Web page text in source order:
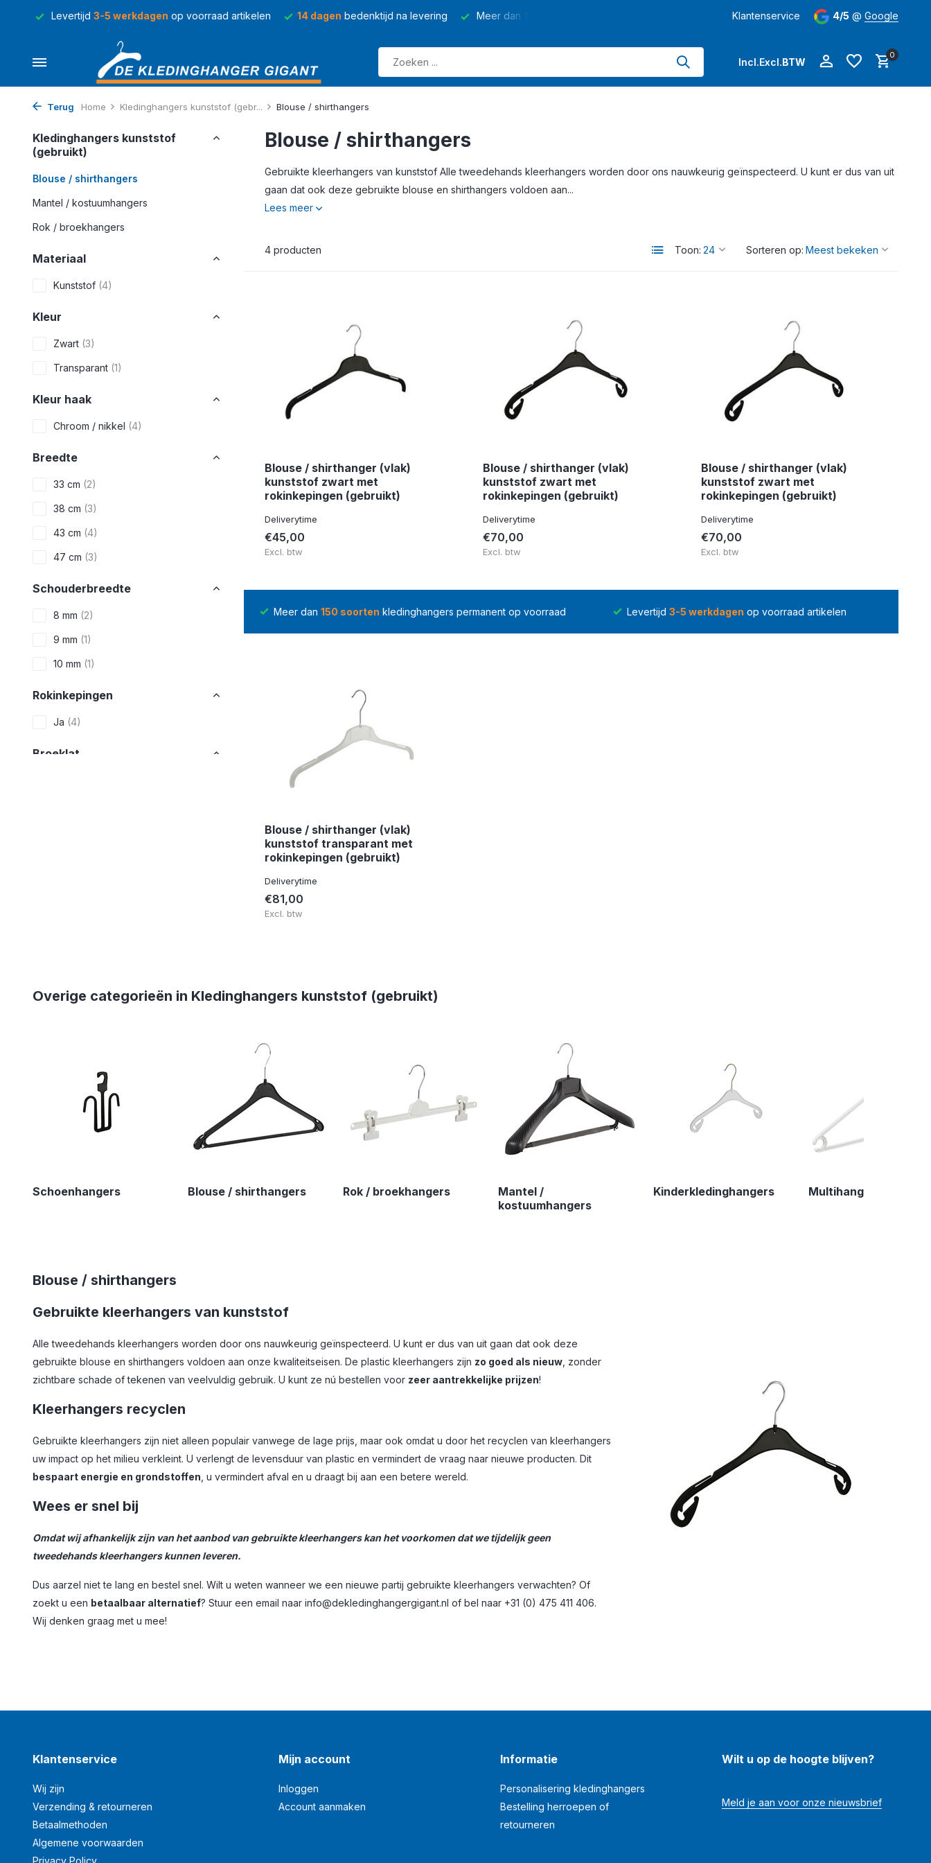
Levertijd 3-5 werkdagen op voorraad artikelen 14 dagen bedenktijd na levering Meer dan kledinghangers permanent op voorraad Levertijd3-5 werkdagen
Klantenservice 4/5 @ Google
Incl.Excl.BTW
0
Terug Home Kledinghangers kunststof (gebr... Blouse / shirthangers
Kledinghangers kunststof
(gebruikt)
Blouse / shirthangers
Mantel / kostuumhangers
Rok / broekhangers
Materiaal
Kunststof (4)
Kleur
Zwart (3)
Transparant (1)
Kleur haak
Chroom / nikkel (4)
Breedte
33 cm (2)
38 cm (3)
43 cm (4)
47 cm (3)
Schouderbreedte
8 mm (2)
9 mm (1)
10 mm (1)
Rokinkepingen
Ja (4)
Broeklat
Blouse / shirthangers
Gebruikte kleerhangers van kunststof Alle tweedehands kleerhangers worden door ons nauwkeurig geïnspecteerd. U kunt er dus van uit
gaan dat ook deze gebruikte blouse en shirthangers voldoen aan...
Lees meer
4 producten Toon: Sorteren op:
Blouse / shirthanger (vlak)
kunststof zwart met
rokinkepingen (gebruikt)
Deliverytime
€45,00
Excl. btw
Blouse / shirthanger (vlak)
kunststof zwart met
rokinkepingen (gebruikt)
Deliverytime
€70,00
Excl. btw
Blouse / shirthanger (vlak)
kunststof zwart met
rokinkepingen (gebruikt)
Deliverytime
€70,00
Excl. btw
14 dagenbedenktijd na levering Meer dan150 soorten kledinghangers permanent op voorraad Levertijd 3-5 werkdagen op voorraad artikelen
Blouse / shirthanger (vlak)
kunststof transparant met
rokinkepingen (gebruikt)
Deliverytime
€81,00
Excl. btw
Overige categorieën in Kledinghangers kunststof (gebruikt)
Schoenhangers Blouse / shirthangers Rok / broekhangers
Mantel /
kostuumhangers
Kinderkledinghangers Multihangers
Blouse / shirthangers
Gebruikte kleerhangers van kunststof
Alle tweedehands kleerhangers worden door ons nauwkeurig geïnspecteerd. U kunt er dus van uit gaan dat ook deze
gebruikte blouse en shirthangers voldoen aan onze kwaliteitseisen. De plastic kleerhangers zijn zo goed als nieuw , zonder
zichtbare schade of tekenen van veelvuldig gebruik. U kunt ze nú bestellen voor zeer aantrekkelijke prijzen!
Kleerhangers recyclen
Gebruikte kleerhangers zijn niet alleen populair vanwege de lage prijs, maar ook omdat u door het recyclen van kleerhangers
uw impact op het milieu verkleint. U verlengt de levensduur van plastic en vermindert de vraag naar nieuwe producten. Dit
bespaart energie en grondstoffen , u vermindert afval en u draagt bij aan een betere wereld.
Wees er snel bij
Omdat wij afhankelijk zijn van het aanbod van gebruikte kleerhangers kan het voorkomen dat we tijdelijk geen
tweedehands kleerhangers kunnen leveren.
Dus aarzel niet te lang en bestel snel. Wilt u weten wanneer we een nieuwe partij gebruikte kleerhangers verwachten? Of
zoekt u een betaalbaar alternatief? Stuur een email naar info@dekledinghangergigant.nl of bel naar +31 (0) 475 411 406.
Wij denken graag met u mee!
Klantenservice
Wij zijn
Verzending & retourneren
Betaalmethoden
Algemene voorwaarden
Mijn account
Inloggen
Account aanmaken
Informatie
Personalisering kledinghangers
Bestelling herroepen of
retourneren
Wilt u op de hoogte blijven?
Meld je aan voor onze nieuwsbrief